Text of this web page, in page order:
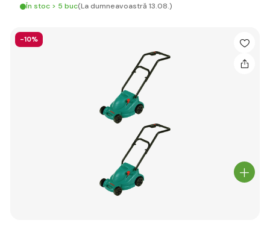
În stoc > 5 buc(La dumneavoastră 13.08.)
-10%